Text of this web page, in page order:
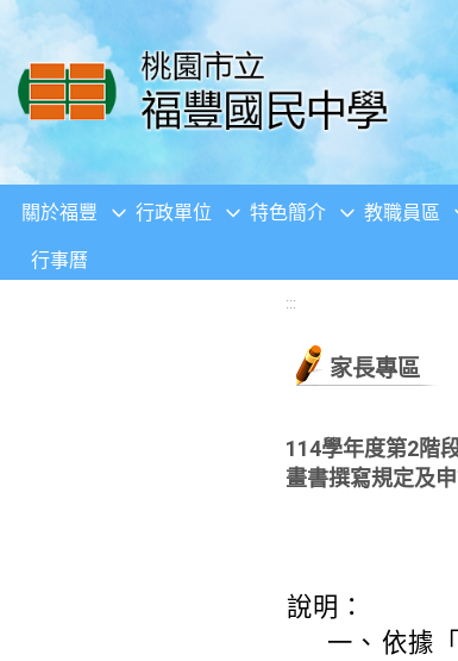
移至網頁之主要內容區位置
關於福豐 行政單位 特色簡介 教職員區
行事曆
:::
家長專區
114學年度第2階
畫書撰寫規定及
說明：
一、 依據